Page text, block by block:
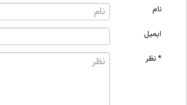
نام
ایمیل
* نظر